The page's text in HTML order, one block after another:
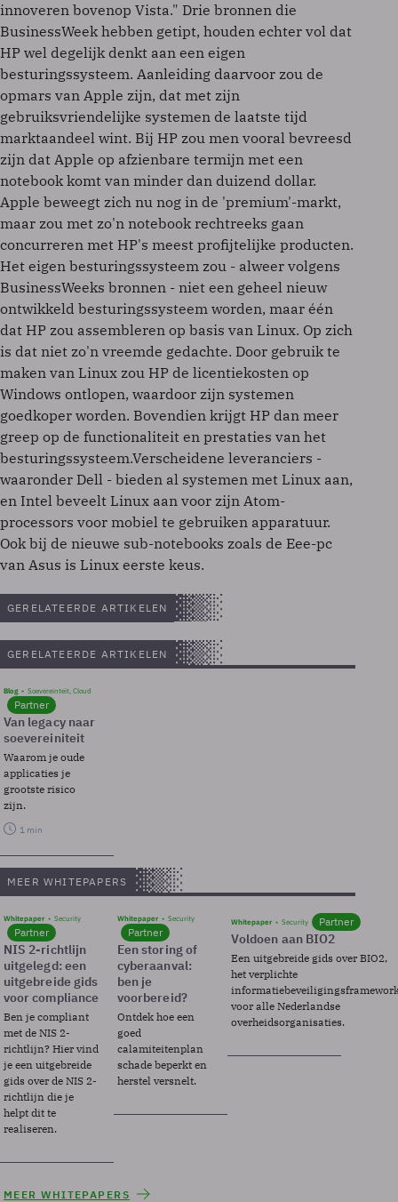
innoveren bovenop Vista." Drie bronnen die
BusinessWeek hebben getipt, houden echter vol dat
HP wel degelijk denkt aan een eigen
besturingssysteem. Aanleiding daarvoor zou de
opmars van Apple zijn, dat met zijn
gebruiksvriendelijke systemen de laatste tijd
marktaandeel wint. Bij HP zou men vooral bevreesd
zijn dat Apple op afzienbare termijn met een
notebook komt van minder dan duizend dollar.
Apple beweegt zich nu nog in de 'premium'-markt,
maar zou met zo'n notebook rechtreeks gaan
concurreren met HP's meest profijtelijke producten.
Het eigen besturingssysteem zou - alweer volgens
BusinessWeeks bronnen - niet een geheel nieuw
ontwikkeld besturingssysteem worden, maar één
dat HP zou assembleren op basis van Linux. Op zich
is dat niet zo'n vreemde gedachte. Door gebruik te
maken van Linux zou HP de licentiekosten op
Windows ontlopen, waardoor zijn systemen
goedkoper worden. Bovendien krijgt HP dan meer
greep op de functionaliteit en prestaties van het
besturingssysteem.Verscheidene leveranciers -
waaronder Dell - bieden al systemen met Linux aan,
en Intel beveelt Linux aan voor zijn Atom-
processors voor mobiel te gebruiken apparatuur.
Ook bij de nieuwe sub-notebooks zoals de Eee-pc
van Asus is Linux eerste keus.
GERELATEERDE ARTIKELEN
GERELATEERDE ARTIKELEN
Blog Soevereinteit, Cloud
Partner
Van legacy naar
soevereiniteit
Waarom je oude
applicaties je
grootste risico
zijn.
1 min
MEER WHITEPAPERS
Whitepaper Security
Partner
NIS 2-richtlijn
uitgelegd: een
uitgebreide gids
voor compliance
Ben je compliant
met de NIS 2-
richtlijn? Hier vind
je een uitgebreide
gids over de NIS 2-
richtlijn die je
helpt dit te
realiseren.
Whitepaper Security
Partner
Een storing of
cyberaanval:
ben je
voorbereid?
Ontdek hoe een
goed
calamiteitenplan
schade beperkt en
herstel versnelt.
Whitepaper Security Partner
Voldoen aan BIO2
Een uitgebreide gids over BIO2,
het verplichte
voor alle Nederlandse
overheidsorganisaties.
MEER WHITEPAPERS